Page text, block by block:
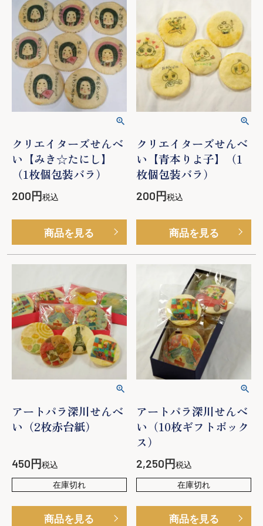
クリエイターズせんべ
い【みき☆たにし】
（1枚個包装バラ）
200 税込
商品を見る
クリエイターズせんべ
い【青本りよ子】（1
枚個包装バラ）
200 税込
商品を見る
アートパラ深川せんべ
い（2枚赤台紙）
450
税込
在庫切れ
商品を見る
アートパラ深川せんべ
い（10枚ギフトボック
ス）
2,250
税込
在庫切れ
商品を見る